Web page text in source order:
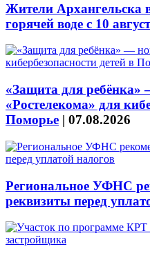
Жители Архангельска
горячей воде с 10
«Защита для ребёнка»
«Ростелекома» для
Поморье | 07.08.2026
Региональное УФНС
реквизиты перед